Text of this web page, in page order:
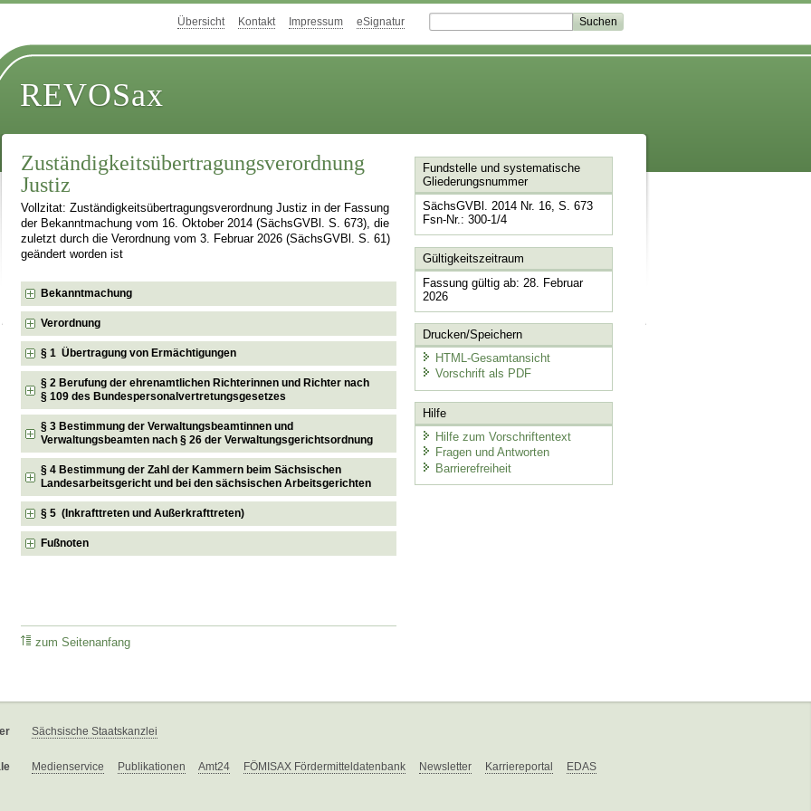
Übersicht Kontakt Impressum eSignatur
REVOSax
Zuständigkeitsübertragungsverordnung
Justiz
Vollzitat: Zuständigkeitsübertragungsverordnung Justiz in der Fassung
der Bekanntmachung vom 16. Oktober 2014 (SächsGVBl. S. 673), die
zuletzt durch die Verordnung vom 3. Februar 2026 (SächsGVBl. S. 61)
geändert worden ist
Bekanntmachung
Verordnung
§ 1 Übertragung von Ermächtigungen
§ 2 Berufung der ehrenamtlichen Richterinnen und Richter nach
§ 109 des Bundespersonalvertretungsgesetzes
§ 3 Bestimmung der Verwaltungsbeamtinnen und
Verwaltungsbeamten nach § 26 der Verwaltungsgerichtsordnung
§ 4 Bestimmung der Zahl der Kammern beim Sächsischen
Landesarbeitsgericht und bei den sächsischen Arbeitsgerichten
§ 5 (Inkrafttreten und Außerkrafttreten)
Fußnoten
zum Seitenanfang
Fundstelle und systematische
Gliederungsnummer
SächsGVBl. 2014 Nr. 16, S. 673
Fsn-Nr.: 300-1/4
Gültigkeitszeitraum
Fassung gültig ab: 28. Februar
2026
Drucken/Speichern
HTML-Gesamtansicht
Vorschrift als PDF
Hilfe
Hilfe zum Vorschriftentext
Fragen und Antworten
Barrierefreiheit
Sächsische Staatskanzlei
Medienservice Publikationen Amt24 FÖMISAX Fördermitteldatenbank Newsletter Karriereportal EDAS